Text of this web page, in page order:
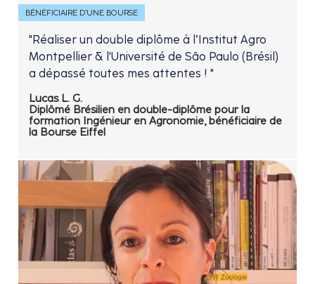
BÉNÉFICIAIRE D'UNE BOURSE
"Réaliser un double diplôme à l’Institut Agro
Montpellier & l'Université de São Paulo (Brésil)
a dépassé toutes mes attentes ! "
Lucas L. G.
Diplômé Brésilien en double-diplôme pour la
formation Ingénieur en Agronomie, bénéficiaire de
la Bourse Eiffel